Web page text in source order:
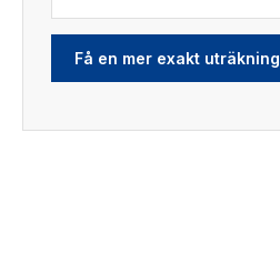
Få en mer exakt uträkning